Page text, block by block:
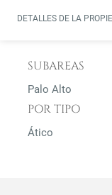
DETALLES DE LA
SUBAREAS
Palo Alto
POR TIPO
Ático